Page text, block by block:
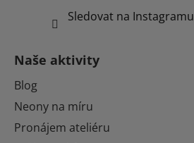
Sledovat na Instagramu
Naše aktivity
Blog
Neony na míru
Pronájem ateliéru